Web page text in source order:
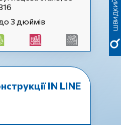
3 дюймів
IN LINE